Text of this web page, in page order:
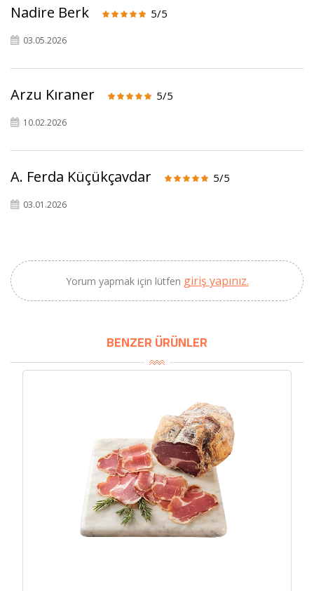
Nadire Berk 5/5
03.05.2026
Arzu Kıraner 5/5
10.02.2026
A. Ferda Küçükçavdar 5/5
03.01.2026
Yorum yapmak için lütfen giriş yapınız.
BENZER ÜRÜNLER